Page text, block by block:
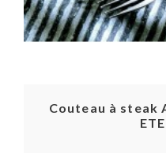
Couteau à steak